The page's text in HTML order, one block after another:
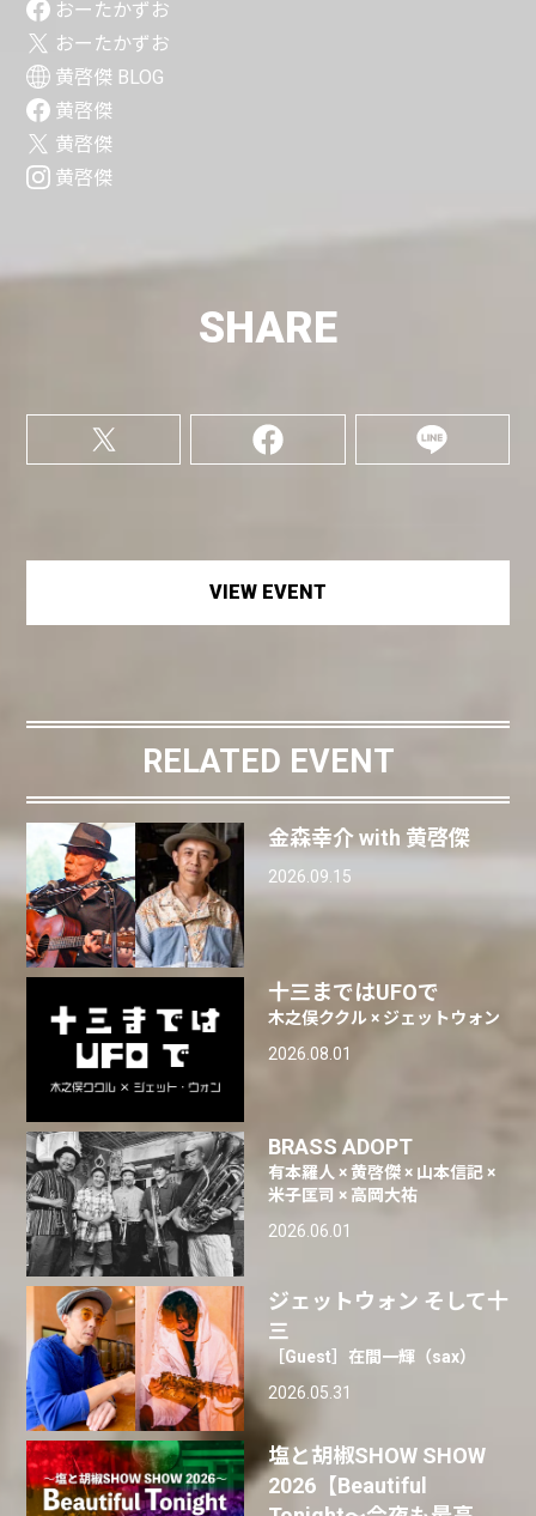
おーたかずお
おーたかずお
黄啓傑 BLOG
黄啓傑
黄啓傑
黄啓傑
SHARE
VIEW EVENT
RELATED EVENT
金森幸介 with 黄啓傑
2026.09.15
十三まではUFOで
木之俣ククル × ジェットウォン
2026.08.01
BRASS ADOPT
有本羅人 × 黄啓傑 × 山本信記 ×
米子匡司 × 高岡大祐
2026.06.01
ジェットウォン そして十
三
［Guest］在間一輝（sax）
2026.05.31
塩と胡椒SHOW SHOW
2026【Beautiful